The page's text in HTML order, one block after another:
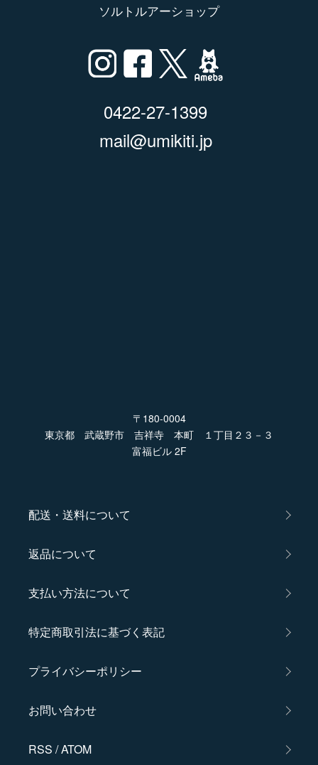
ソルトルアーショップ
0422-27-1399
mail@umikiti.jp
〒180-0004
東京都 武蔵野市 吉祥寺 本町 １丁目２３－３
富福ビル 2F
配送・送料について
返品について
支払い方法について
特定商取引法に基づく表記
プライバシーポリシー
お問い合わせ
RSS /ATOM